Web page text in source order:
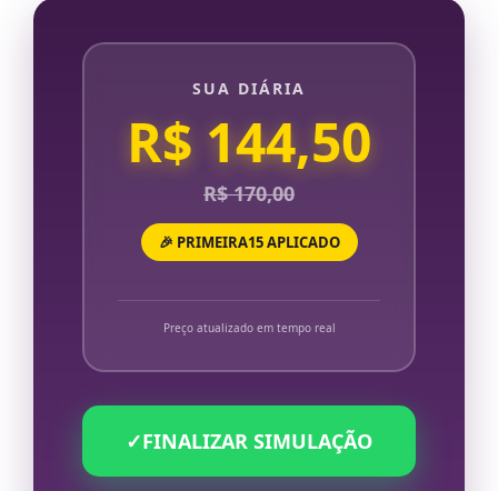
SUA DIÁRIA
R$ 144,50
R$ 170,00
🎉 PRIMEIRA15 APLICADO
Preço atualizado em tempo real
✓FINALIZAR SIMULAÇÃO